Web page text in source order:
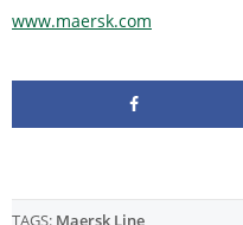
www.maersk.com
TAGS: Maersk Line